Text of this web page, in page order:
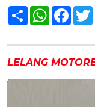
Share WhatsApp
LELANG